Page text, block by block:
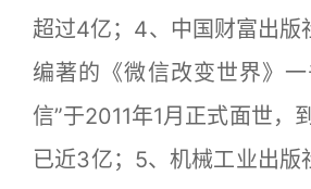
超过4亿；4、中国财富出版
编著的《微信改变世界》
信”于2011年1月正式面世，
已近3亿；5、机械工业出版